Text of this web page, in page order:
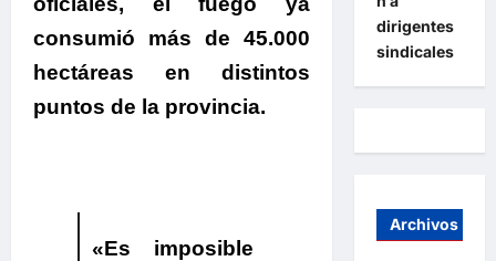
consumió más de 45.000
hectáreas en distintos
puntos de la provincia.
«Es imposible
dirigentes
sindicales
Archivos